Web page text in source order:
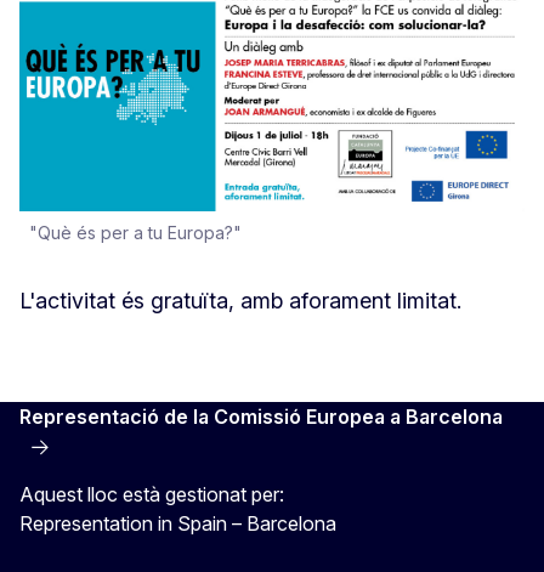
L'activitat és gratuïta, amb aforament limitat.
"Què és per a tu Europa?"
Representació de la Comissió Europea a Barcelona
Aquest lloc està gestionat per:
Representation in Spain – Barcelona